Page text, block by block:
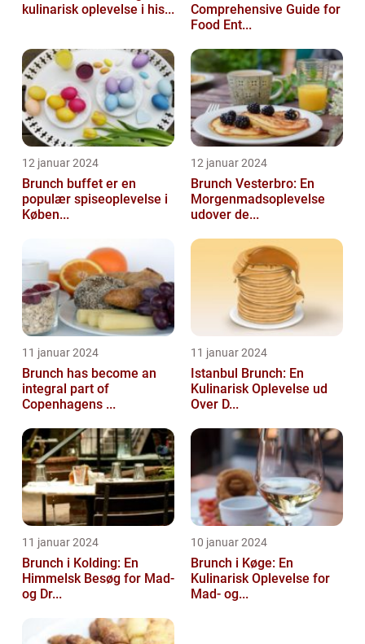
kulinarisk oplevelse i his...
Comprehensive Guide for
Food Ent...
12 januar 2024
Brunch buffet er en
populær spiseoplevelse i
Køben...
12 januar 2024
Brunch Vesterbro: En
Morgenmadsoplevelse
udover de...
11 januar 2024
Brunch has become an
integral part of
Copenhagens ...
11 januar 2024
Istanbul Brunch: En
Kulinarisk Oplevelse ud
Over D...
11 januar 2024
Brunch i Kolding: En
Himmelsk Besøg for Mad-
og Dr...
10 januar 2024
Brunch i Køge: En
Kulinarisk Oplevelse for
Mad- og...